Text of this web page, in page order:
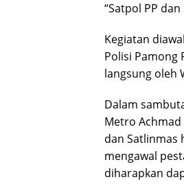
“Satpol PP
Kegiatan
Polisi Pamong
langsung oleh
Dalam
Metro
dan Satlinmas
mengawal
diharapkan